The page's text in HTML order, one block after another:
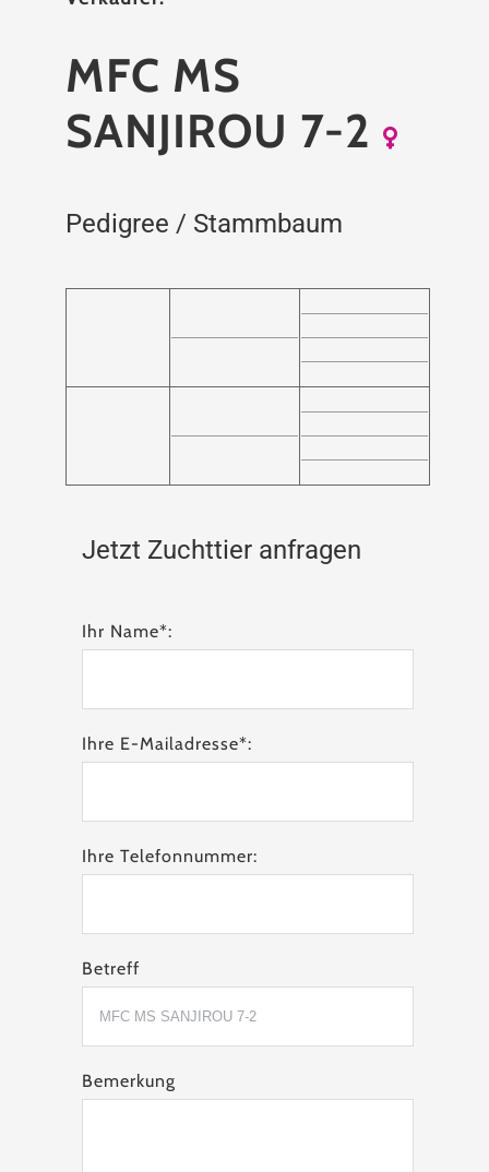
MFC MS
SANJIROU 7-2
Pedigree / Stammbaum
Jetzt Zuchttier anfragen
Ihr Name*:
Ihre E-Mailadresse*:
Ihre Telefonnummer:
Betreff
Bemerkung